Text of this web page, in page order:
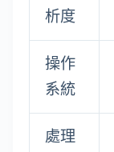
析度
操作
系統
處理